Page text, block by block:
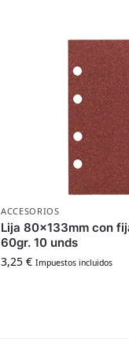
ACCESORIOS
Lija 80x133mm con
60gr. 10 unds
3,25 € Impuestos incluidos